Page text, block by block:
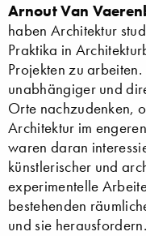
Arnout Van
haben Architektur
Praktika in
Projekten zu arbeiten.
unabhängiger und
Orte nachzudenken,
Architektur im
waren daran
künstlerischer und
experimentelle
bestehenden
und sie herausfordern.